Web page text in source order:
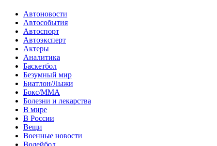
Автоновости
Автособытия
Автоспорт
Автоэксперт
Актеры
Аналитика
Баскетбол
Безумный мир
Биатлон/Лыжи
Бокс/MMA
Болезни и лекарства
В мире
В России
Вещи
Военные новости
Волейбол